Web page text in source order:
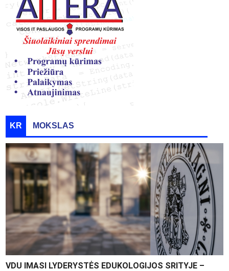
KR MOKSLAS
VDU IMASI LYDERYSTĖS EDUKOLOGIJOS SRITYJE –